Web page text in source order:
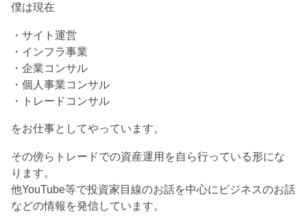
僕は現在
・サイト運営
・インフラ事業
・企業コンサル
・個人事業コンサル
・トレードコンサル
をお仕事としてやっています。
その傍らトレードでの資産運用を自ら行っている形にな
ります。
他YouTube等で投資家目線のお話を中心にビジネスのお話
などの情報を発信しています。